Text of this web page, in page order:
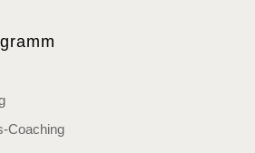
Coaching